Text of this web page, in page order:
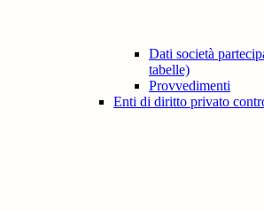
Dati società
tabelle)
Provvedimenti
Enti di diritto privato